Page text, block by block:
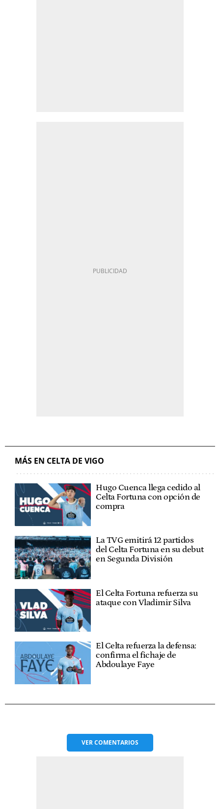
MÁS EN CELTA DE VIGO
Hugo Cuenca llega cedido al
Celta Fortuna con opción de
compra
La TVG emitirá 12 partidos
del Celta Fortuna en su debut
en Segunda División
El Celta Fortuna refuerza su
ataque con Vladimir Silva
El Celta refuerza la defensa:
confirma el fichaje de
Abdoulaye Faye
VERCOMENTARIOS